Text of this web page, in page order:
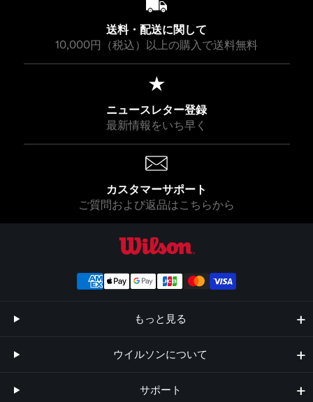
送料・配送に関して
10,000円（税込）以上の購入で送料無料
ニュースレター登録
最新情報をいち早く
カスタマーサポート
ご質問および返品はこちらから
もっと見る
ウイルソンについて
サポート